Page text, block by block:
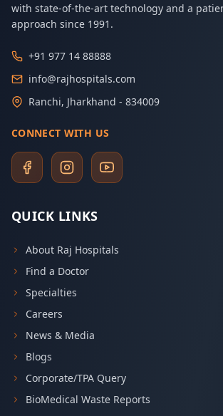
with state-of-the-art technology and a
approach since 1991.
+91 977 14 88888
info@rajhospitals.com
Ranchi, Jharkhand - 834009
CONNECT WITH US
QUICK LINKS
About Raj Hospitals
Find a Doctor
Specialties
Careers
News & Media
Blogs
Corporate/TPA Query
BioMedical Waste Reports